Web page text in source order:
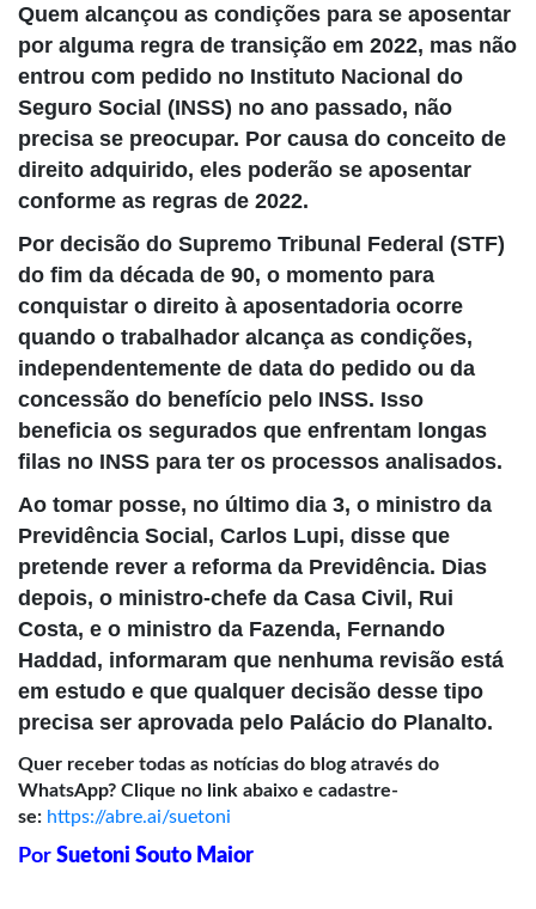
Quem alcançou as condições para se aposentar
por alguma regra de transição em 2022, mas não
entrou com pedido no Instituto Nacional do
Seguro Social (INSS) no ano passado, não
precisa se preocupar. Por causa do conceito de
direito adquirido, eles poderão se aposentar
conforme as regras de 2022.
Por decisão do Supremo Tribunal Federal (STF)
do fim da década de 90, o momento para
conquistar o direito à aposentadoria ocorre
quando o trabalhador alcança as condições,
independentemente de data do pedido ou da
concessão do benefício pelo INSS. Isso
beneficia os segurados que enfrentam longas
filas no INSS para ter os processos analisados.
Ao tomar posse, no último dia 3, o ministro da
Previdência Social, Carlos Lupi, disse que
pretende rever a reforma da Previdência. Dias
depois, o ministro-chefe da Casa Civil, Rui
Costa, e o ministro da Fazenda, Fernando
Haddad, informaram que nenhuma revisão está
em estudo e que qualquer decisão desse tipo
precisa ser aprovada pelo Palácio do Planalto.
Quer receber todas as notícias do blog através do
WhatsApp? Clique no link abaixo e cadastre-
se: https://abre.ai/suetoni
Por Suetoni Souto Maior